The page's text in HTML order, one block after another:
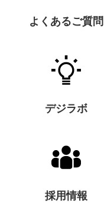
よくあるご質問
デジラボ
採用情報